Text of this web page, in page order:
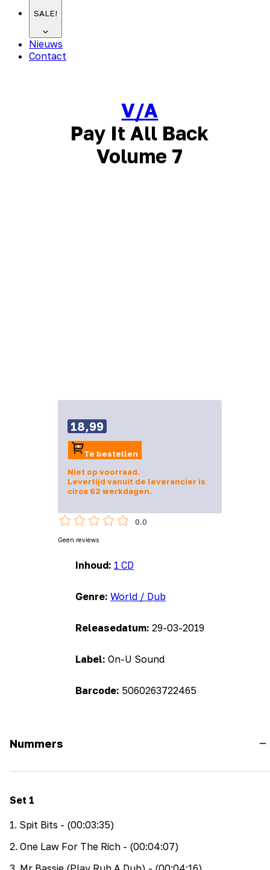
SALE!
Nieuws
Contact
V/A
Pay It All Back
Volume 7
Inhoud: 1 CD
Genre: World / Dub
Releasedatum: 29-03-2019
Label: On-U Sound
Barcode: 5060263722465
18,99
Te bestellen
Niet op voorraad.
Levertijd vanuit de leverancier is
circa 62 werkdagen.
0.0
Geen reviews
Nummers
Set 1
1. Spit Bits - (00:03:35)
2. One Law For The Rich - (00:04:07)